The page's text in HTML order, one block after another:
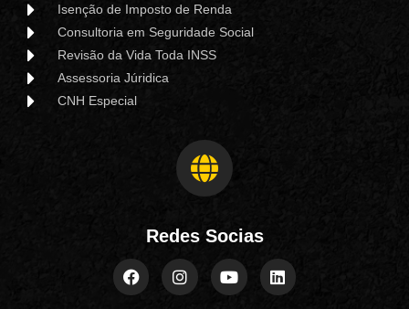
Isenção de Imposto de Renda
Consultoria em Seguridade Social
Revisão da Vida Toda INSS
Assessoria Júridica
CNH Especial
Redes Socias